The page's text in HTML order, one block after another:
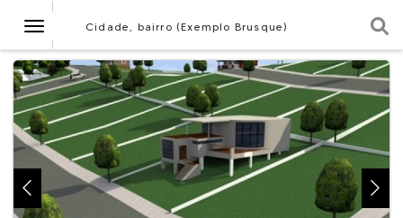
NavegaçãoCidade, bairro (Exemplo Brusque)